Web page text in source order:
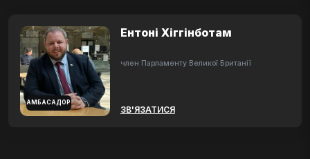
АМБАСАДОР
Ентоні Хіггінботам
член Парламенту Великої Британії
ЗВ'ЯЗАТИСЯ